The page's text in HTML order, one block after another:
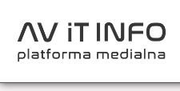
treści